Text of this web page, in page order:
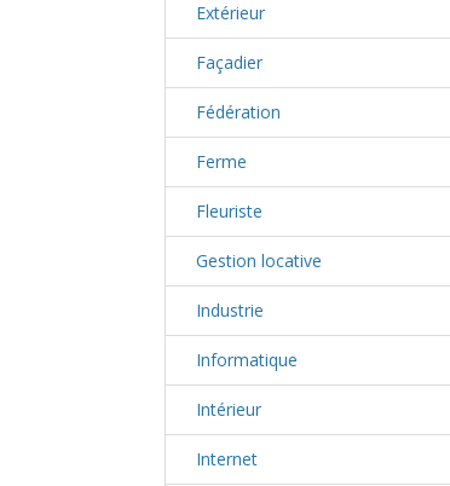
Extérieur
Façadier
Fédération
Ferme
Fleuriste
Gestion locative
Industrie
Informatique
Intérieur
Internet